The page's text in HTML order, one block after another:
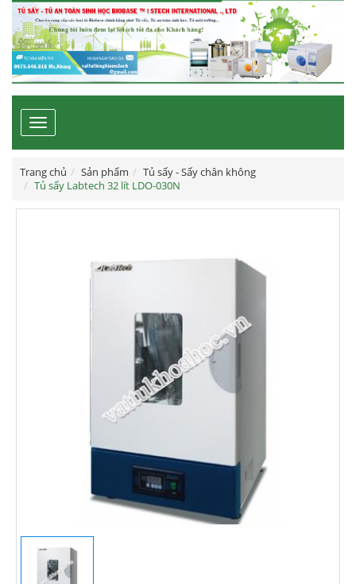
Toggle
navigation
Trang chủ Sản phẩm
Tủ sấy - Sấy chân không
Tủ sấy Labtech 32 lít LDO-030N